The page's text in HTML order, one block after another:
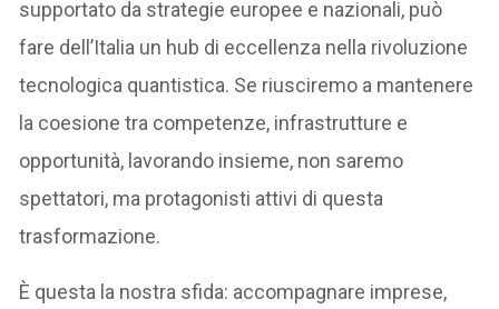
supportato da strategie europee e nazionali, può
fare dell’Italia un hub di eccellenza nella rivoluzione
tecnologica quantistica. Se riusciremo a mantenere
la coesione tra competenze, infrastrutture e
opportunità, lavorando insieme, non saremo
spettatori, ma protagonisti attivi di questa
trasformazione.
È questa la nostra sfida: accompagnare imprese,